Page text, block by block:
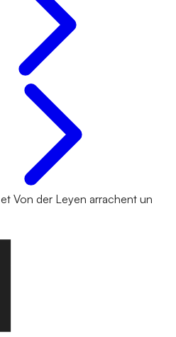
Von der Leyen arrachent un